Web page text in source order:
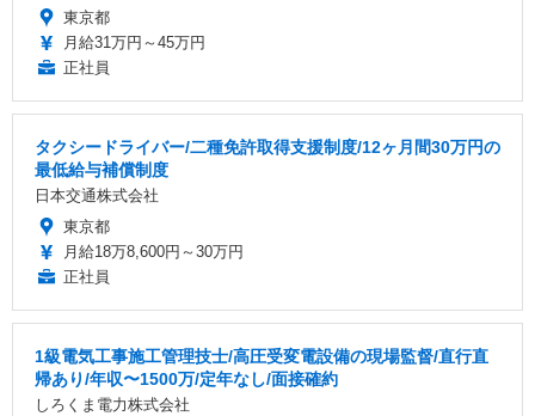
東京都
月給31万円～45万円
正社員
タクシードライバー/二種免許取得支援制度/12ヶ月間30万円の
最低給与補償制度
日本交通株式会社
東京都
月給18万8,600円～30万円
正社員
1級電気工事施工管理技士/高圧受変電設備の現場監督/直行直
帰あり/年収〜1500万/定年なし/面接確約
しろくま電力株式会社